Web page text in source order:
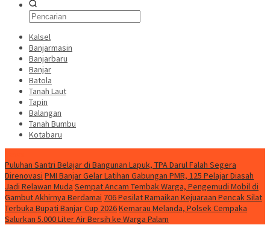
Kalsel
Banjarmasin
Banjarbaru
Banjar
Batola
Tanah Laut
Tapin
Balangan
Tanah Bumbu
Kotabaru
Puluhan Santri Belajar di Bangunan Lapuk, TPA Darul Falah Segera
Direnovasi PMI Banjar Gelar Latihan Gabungan PMR, 125 Pelajar Diasah
Jadi Relawan Muda Sempat Ancam Tembak Warga, Pengemudi Mobil di
Gambut Akhirnya Berdamai 706 Pesilat Ramaikan Kejuaraan Pencak Silat
Terbuka Bupati Banjar Cup 2026Kemarau Melanda, Polsek Cempaka
Salurkan 5.000 Liter Air Bersih ke Warga Palam